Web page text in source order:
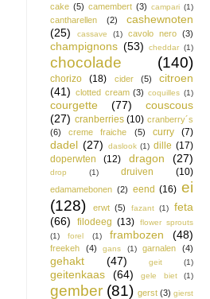
cake (5) camembert (3) campari (1)
cantharellen (2)
cashewnoten
(25)
cassave (1) cavolo nero (3)
champignons (53) cheddar (1)
chocolade (140)
chorizo (18) cider (5)
citroen
(41) clotted cream (3) coquilles (1)
courgette (77)
couscous
(27) cranberries (10) cranberry´s
(6)
creme fraiche (5) curry (7)
dadel (27) daslook (1) dille (17)
doperwten
(12) dragon (27)
drop (1) druiven (10)
edamamebonen (2) eend (16) ei
(128)
erwt (5) fazant (1)
feta
(66)
filodeeg (13)
flower sprouts
(1)
forel (1) frambozen (48)
freekeh (4) gans (1) garnalen (4)
gehakt (47) geit (1)
geitenkaas (64) gele biet (1)
gember (81) gerst (3) gierst